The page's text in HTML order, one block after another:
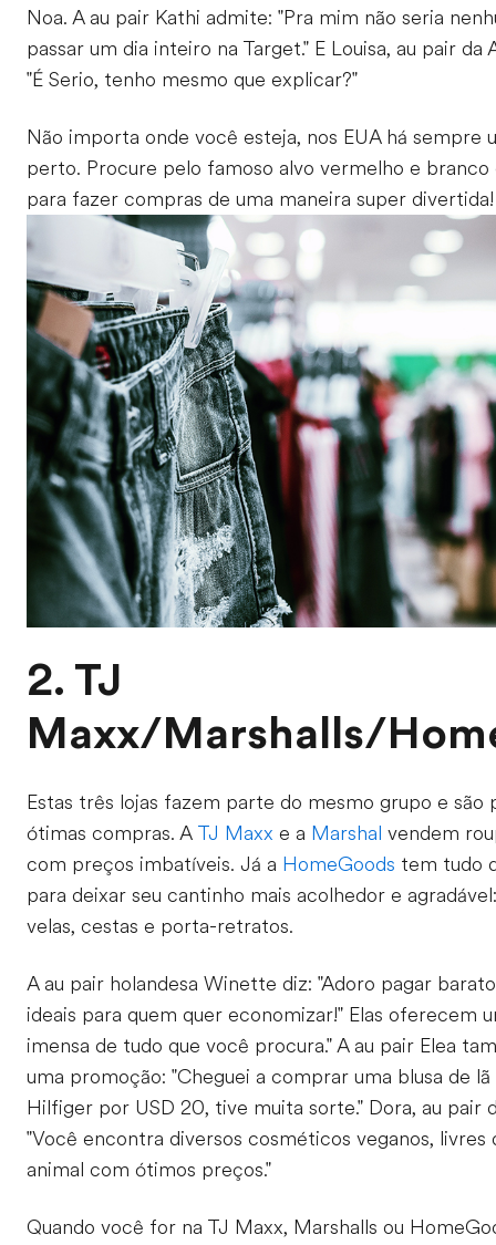
Noa. A au pair Kathi admite: "Pra mim não seria
passar um dia inteiro na Target." E Louisa, au pair da
"É Serio, tenho mesmo que explicar?"
Não importa onde você esteja, nos EUA há sempre
perto. Procure pelo famoso alvo vermelho e
para fazer compras de uma maneira super divertida!
2. TJ
Maxx/Marshalls/
Estas três lojas fazem parte do mesmo grupo e são
ótimas compras. A TJ Maxx e a Marshal vendem
com preços imbatíveis. Já a HomeGoods tem tudo
para deixar seu cantinho mais acolhedor e
velas, cestas e porta-retratos.
A au pair holandesa Winette diz: "Adoro pagar
ideais para quem quer economizar!" Elas oferecem
imensa de tudo que você procura." A au pair Elea
uma promoção: "Cheguei a comprar uma blusa de lã
Hilfiger por USD 20, tive muita sorte." Dora, au pair
"Você encontra diversos cosméticos veganos, livres
animal com ótimos preços."
Quando você for na TJ Maxx, Marshalls ou